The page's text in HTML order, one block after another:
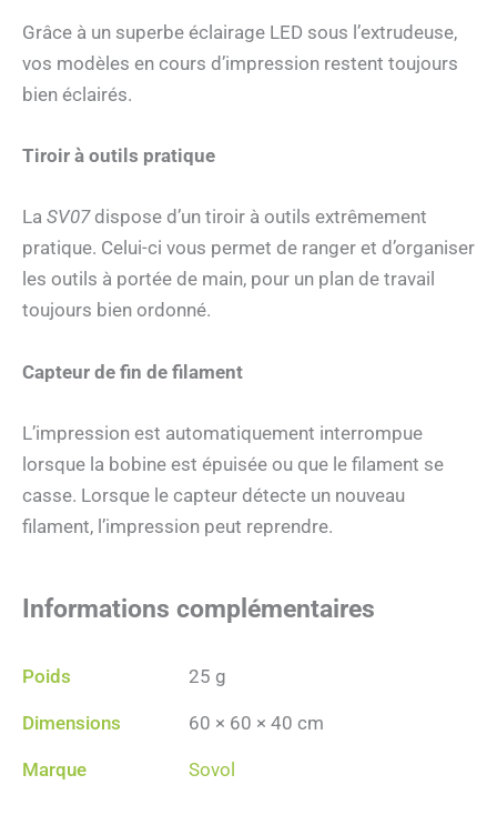
Grâce à un superbe éclairage LED sous l’extrudeuse,
vos modèles en cours d’impression restent toujours
bien éclairés.
Tiroir à outils pratique
La SV07dispose d’un tiroir à outils extrêmement
pratique. Celui-ci vous permet de ranger et d’organiser
les outils à portée de main, pour un plan de travail
toujours bien ordonné.
Capteur de fin de filament
L’impression est automatiquement interrompue
lorsque la bobine est épuisée ou que le filament se
casse. Lorsque le capteur détecte un nouveau
filament, l’impression peut reprendre.
Informations complémentaires
Poids 25 g
Dimensions 60 × 60 × 40 cm
Marque Sovol